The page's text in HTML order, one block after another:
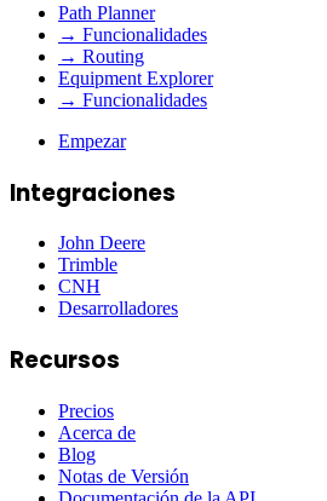
Path Planner
→ Funcionalidades
→ Routing
Equipment Explorer
→ Funcionalidades
Empezar
Integraciones
John Deere
Trimble
CNH
Desarrolladores
Recursos
Precios
Acerca de
Blog
Notas de Versión